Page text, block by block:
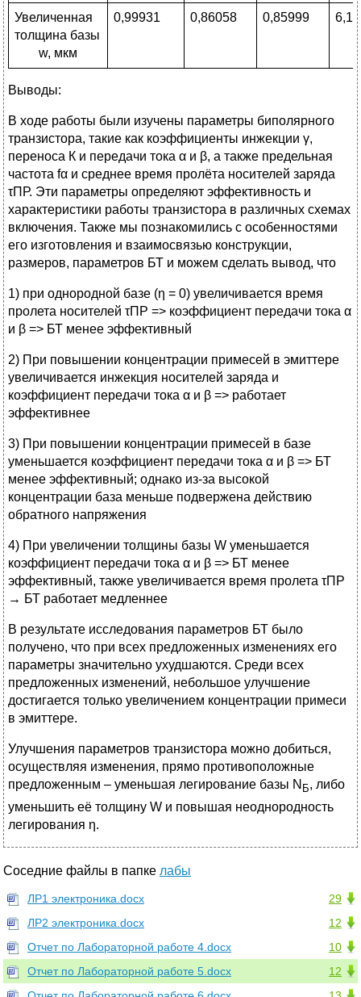
Увеличенная
толщина базы
w, мкм
0,99931 0,86058 0,85999
Выводы:
В ходе работы были изучены параметры биполярного
транзистора, такие как коэффициенты инжекции γ,
переноса К и передачи тока α и β, а также предельная
частота fα и среднее время пролёта носителей заряда
τПР. Эти параметры определяют эффективность и
характеристики работы транзистора в различных схемах
включения. Также мы познакомились с особенностями
его изготовления и взаимосвязью конструкции,
размеров, параметров БТ и можем сделать вывод, что
1) при однородной базе (η = 0) увеличивается время
пролета носителей τПР => коэффициент передачи тока α
и β => БТ менее эффективный
2) При повышении концентрации примесей в эмиттере
увеличивается инжекция носителей заряда и
коэффициент передачи тока α и β => работает
эффективнее
3) При повышении концентрации примесей в базе
уменьшается коэффициент передачи тока α и β => БТ
менее эффективный; однако из-за высокой
концентрации база меньше подвержена действию
обратного напряжения
4) При увеличении толщины базы W уменьшается
коэффициент передачи тока α и β => БТ менее
эффективный, также увеличивается время пролета τПР
→ БТ работает медленнее
В результате исследования параметров БТ было
получено, что при всех предложенных изменениях его
параметры значительно ухудшаются. Среди всех
предложенных изменений, небольшое улучшение
достигается только увеличением концентрации примеси
в эмиттере.
Улучшения параметров транзистора можно добиться,
осуществляя изменения, прямо противоположные
предложенным – уменьшая легирование базы N Б, либо
уменьшить её толщину W и повышая неоднородность
легирования η.
Соседние файлы в папке лабы
29
ЛР1 электроника.docx
12
ЛР2 электроника.docx
10
Отчет по Лабораторной работе 4.docx
12
Отчет по Лабораторной работе 5.docx